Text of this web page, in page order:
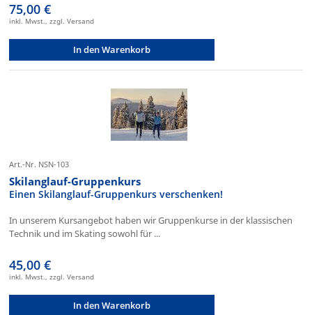
75,00 €
inkl. Mwst., zzgl. Versand
In den Warenkorb
Art.-Nr. NSN-103
Skilanglauf-Gruppenkurs
Einen Skilanglauf-Gruppenkurs verschenken!
In unserem Kursangebot haben wir Gruppenkurse in der klassischen
Technik und im Skating sowohl für ...
45,00 €
inkl. Mwst., zzgl. Versand
In den Warenkorb